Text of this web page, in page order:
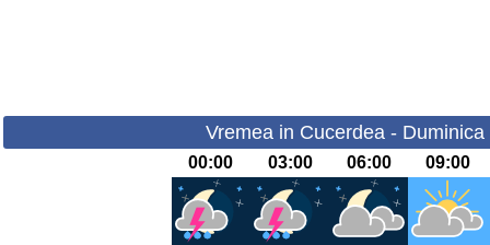
Vremea in Cucerdea -
00:00 03:00 06:00 09:00